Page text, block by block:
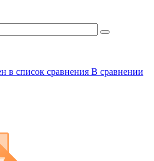
в список сравнения В сравнении